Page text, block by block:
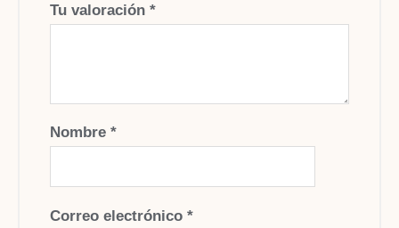
Tu valoración *
Nombre *
Correo electrónico *